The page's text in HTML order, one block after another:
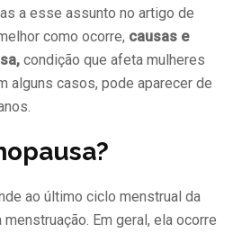
a esse assunto no artigo de
como ocorre, causas e
condição que afeta mulheres
alguns casos, pode aparecer de
ao último ciclo menstrual da
menstruação. Em geral, ela ocorre